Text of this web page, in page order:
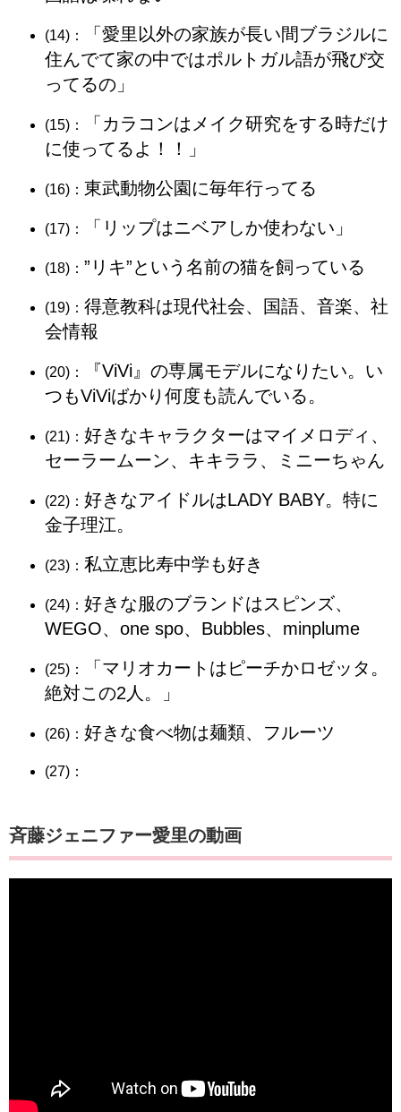
(14)：
「愛里以外の家族が長い間ブラジルに
住んでて家の中ではポルトガル語が飛び交
ってるの」
(15)：
「カラコンはメイク研究をする時だけ
に使ってるよ！！」
(16)： 東武動物公園に毎年行ってる
(17)： 「リップはニベアしか使わない」
(18)： ”リキ”という名前の猫を飼っている
(19)： 得意教科は現代社会、国語、音楽、社
会情報
(20)：
『ViVi』の専属モデルになりたい。い
つもViViばかり何度も読んでいる。
(21)： 好きなキャラクターはマイメロディ、
セーラームーン、キキララ、ミニーちゃん
(22)： 好きなアイドルはLADY BABY。特に
金子理江。
(23)： 私立恵比寿中学も好き
(24)： 好きな服のブランドはスピンズ、
WEGO、one spo、Bubbles、minplume
(25)：
「マリオカートはピーチかロゼッタ。
絶対この2人。」
(26)： 好きな食べ物は麺類、フルーツ
(27)：
斉藤ジェニファー愛里の動画